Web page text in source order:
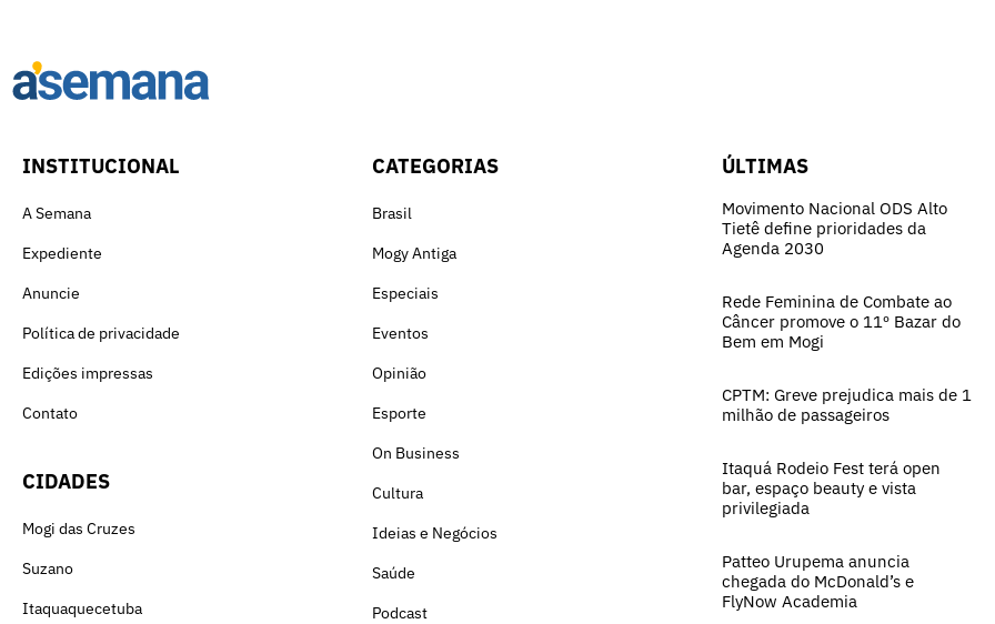
INSTITUCIONAL
A Semana
Expediente
Anuncie
Política de privacidade
Edições impressas
Contato
CIDADES
Mogi das Cruzes
Suzano
Itaquaquecetuba
CATEGORIAS
Brasil
Mogy Antiga
Especiais
Eventos
Opinião
Esporte
On Business
Cultura
Ideias e Negócios
Saúde
Podcast
ÚLTIMAS
Movimento Nacional ODS Alto
Tietê define prioridades da
Agenda 2030
Rede Feminina de Combate ao
Câncer promove o 11º Bazar do
Bem em Mogi
CPTM: Greve prejudica mais de 1
milhão de passageiros
Itaquá Rodeio Fest terá open
bar, espaço beauty e vista
privilegiada
Patteo Urupema anuncia
chegada do McDonald’s e
FlyNow Academia